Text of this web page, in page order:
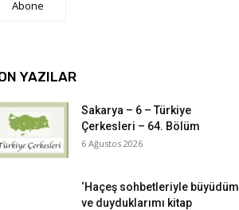
Abone
YAZILAR
Sakarya – 6 – Türkiye
Çerkesleri – 64. Bölüm
6 Ağustos 2026
‘Haçeş sohbetleriyle büyüdüm
ve duyduklarımı kitap